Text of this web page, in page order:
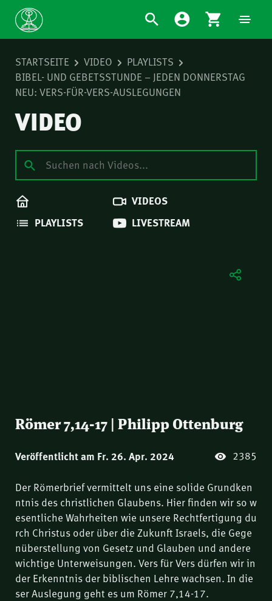
STARTSEITE VIDEO
PLAYLISTS
BIBEL- UND GEBETSSTUNDE – JEDEN DONNERSTAG
NEU: VERS-FÜR-VERS-AUSLEGUNGEN
VIDEO
VIDEOS
PLAYLISTS
LIVESTREAM
Römer 7,14-17 | Philipp Ottenburg
Veröffentlicht am Fr. 26. Apr. 2024 2385
Der Römerbrief vermittelt uns eine solide Grundken
ntnis des christlichen Glaubens. Hier finden wir so w
esentliche Wahrheiten wie unsere Rechtfertigung du
rch Christus oder über die Zukunft Israels, die Gege
nüberstellung von Gesetz und Glauben und andere
wichtige Unterweisungen. Vers für Vers dürfen wir in
der Erkenntnis der biblischen Lehre wachsen. In die
ser Auslegung geht es um Römer 7,14-17.